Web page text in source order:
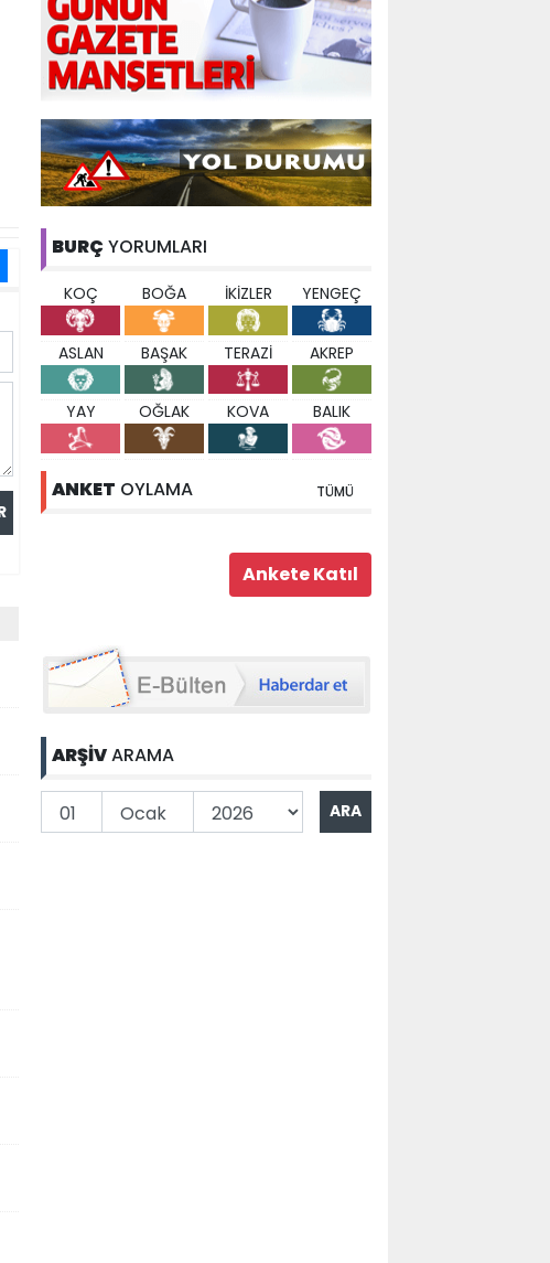
BURÇ YORUMLARI
KOÇ BOĞA İKİZLER YENGEÇ
ASLAN BAŞAK TERAZİ AKREP
YAY OĞLAK KOVA BALIK
ANKET OYLAMA TÜMÜ
ARŞİVARAMA